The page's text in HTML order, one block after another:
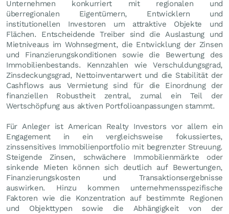
Unternehmen konkurriert mit regionalen und
überregionalen Eigentümern, Entwicklern und
institutionellen Investoren um attraktive Objekte und
Flächen. Entscheidende Treiber sind die Auslastung und
Mietniveaus im Wohnsegment, die Entwicklung der Zinsen
und Finanzierungskonditionen sowie die Bewertung des
Immobilienbestands. Kennzahlen wie Verschuldungsgrad,
Zinsdeckungsgrad, Nettoinventarwert und die Stabilität der
Cashflows aus Vermietung sind für die Einordnung der
finanziellen Robustheit zentral, zumal ein Teil der
Wertschöpfung aus aktiven Portfolioanpassungen stammt.
Für Anleger ist American Realty Investors vor allem ein
Engagement in ein vergleichsweise fokussiertes,
zinssensitives Immobilienportfolio mit begrenzter Streuung.
Steigende Zinsen, schwächere Immobilienmärkte oder
sinkende Mieten können sich deutlich auf Bewertungen,
Finanzierungskosten und Transaktionsergebnisse
auswirken. Hinzu kommen unternehmensspezifische
Faktoren wie die Konzentration auf bestimmte Regionen
und Objekttypen sowie die Abhängigkeit von der